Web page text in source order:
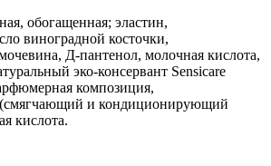
обогащенная; эластин,
виноградной косточки,
Д-пантенол, молочная кислота,
эко-консервант Sensicare
композиция,
и кондиционирующий
кислота.